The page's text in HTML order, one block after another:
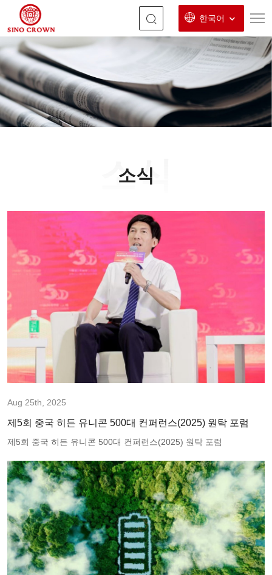
한국어
칭
다
오
성
통
학
기
술
한
회
사
소식
소식
Aug 25th, 2025
제5회 중국 히든 유니콘 500대 컨퍼런스(2025) 원탁 포럼
제5회 중국 히든 유니콘 500대 컨퍼런스(2025) 원탁 포럼